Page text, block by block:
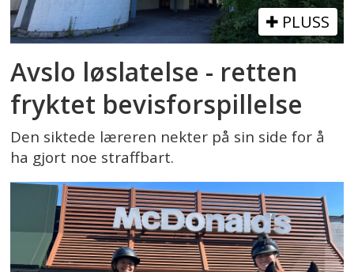
PLUSS
Avslo løslatelse - retten
fryktet bevisforspillelse
Den siktede læreren nekter på sin side for å
ha gjort noe straffbart.